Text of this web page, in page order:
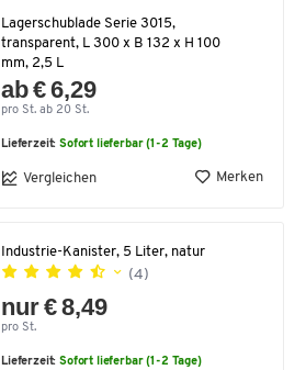
Lagerschublade Serie 3015,
transparent, L 300 x B 132 x H 100
mm, 2,5 L
ab € 6,29
pro St. ab 20 St.
Lieferzeit:Sofort lieferbar (1-2 Tage)
Vergleichen Merken
Industrie-Kanister, 5 Liter, natur
(4)
nur € 8,49
pro St.
Lieferzeit:Sofort lieferbar (1-2 Tage)